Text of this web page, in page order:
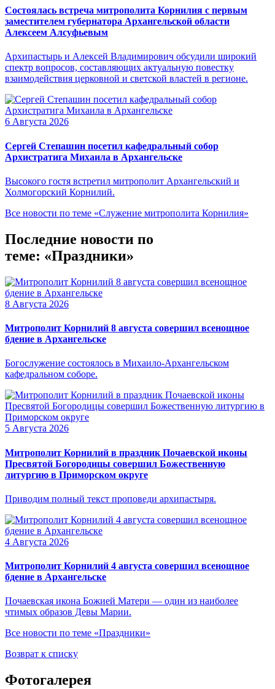
Состоялась встреча митрополита Корнилия с первым
заместителем губернатора Архангельской области
Алексеем Алсуфьевым
Архипастырь и Алексей Владимирович обсудили широкий
спектр вопросов, составляющих актуальную повестку
взаимодействия церковной и светской властей в регионе.
6 Августа 2026
Сергей Степашин посетил кафедральный собор
Архистратига Михаила в Архангельске
Высокого гостя встретил митрополит Архангельский и
Холмогорский Корнилий.
Все новости по теме «Служение митрополита Корнилия»
Последние новости по
теме: «Праздники»
8 Августа 2026
Митрополит Корнилий 8 августа совершил всенощное
бдение в Архангельске
Богослужение состоялось в Михаило-Архангельском
кафедральном соборе.
5 Августа 2026
Митрополит Корнилий в праздник Почаевской иконы
Пресвятой Богородицы совершил Божественную
литургию в Приморском округе
Приводим полный текст проповеди архипастыря.
4 Августа 2026
Митрополит Корнилий 4 августа совершил всенощное
бдение в Архангельске
Почаевская икона Божией Матери — один из наиболее
чтимых образов Девы Марии.
Все новости по теме «Праздники»
Возврат к списку
Фотогалерея